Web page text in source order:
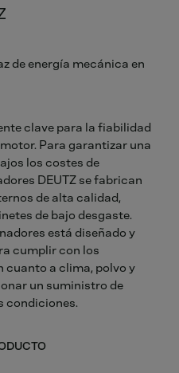
de energía mecánica en
clave para la fiabilidad
Para garantizar una
los costes de
DEUTZ se fabrican
de alta calidad,
de bajo desgaste.
está diseñado y
cumplir con los
cuanto a clima, polvo y
un suministro de
condiciones.